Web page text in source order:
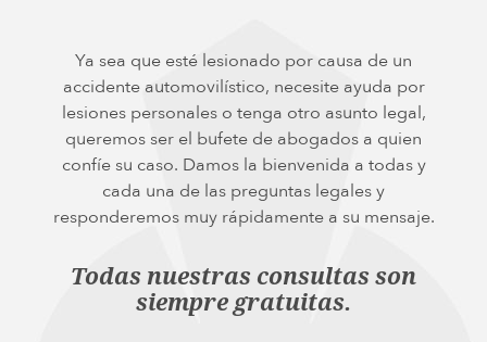
Ya sea que esté lesionado por causa de un
accidente automovilístico, necesite ayuda por
lesiones personales o tenga otro asunto legal,
queremos ser el bufete de abogados a quien
confíe su caso. Damos la bienvenida a todas y
cada una de las preguntas legales y
responderemos muy rápidamente a su mensaje.
Todas nuestras consultas son
siempre gratuitas.